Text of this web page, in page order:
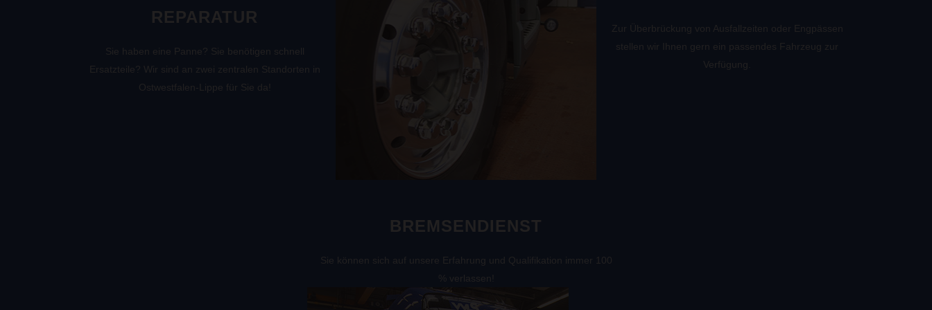
REPARATUR
Sie haben eine Panne? Sie benötigen schnell
Ersatzteile? Wir sind an zwei zentralen Standorten in
Ostwestfalen-Lippe für Sie da!
Zur Überbrückung von Ausfallzeiten oder Engpässen
stellen wir Ihnen gern ein passendes Fahrzeug zur
Verfügung.
BREMSENDIENST
Sie können sich auf unsere Erfahrung und Qualifikation immer 100
% verlassen!